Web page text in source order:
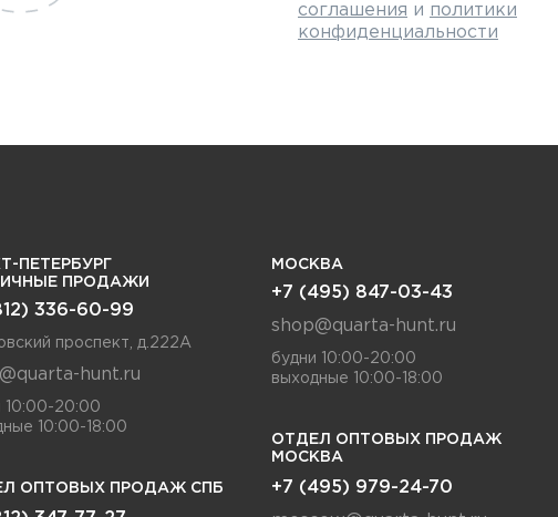
соглашения и политики
конфиденциальности
ПЕТЕРБУРГ
ПРОДАЖИ
336-60-99
проспект, д.222А
hunt.ru
10:00-20:00
10:00-18:00
ОПТОВЫХ ПРОДАЖ СПБ
МОСКВА
+7 (495) 847-03-43
shop@quarta-hunt.ru
будни 10:00-20:00
выходные 10:00-18:00
ОТДЕЛ ОПТОВЫХ ПРОДАЖ
МОСКВА
+7 (495) 979-24-70